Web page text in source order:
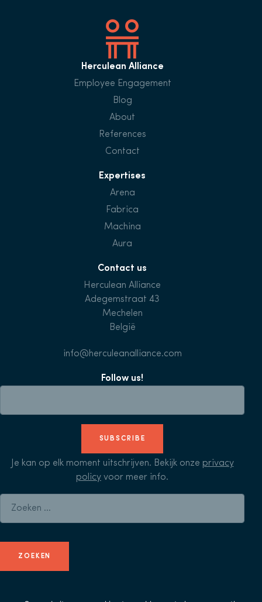
Herculean Alliance
Employee Engagement
Blog
About
References
Contact
Expertises
Arena
Fabrica
Machina
Aura
Contact us
Herculean Alliance
Adegemstraat 43
Mechelen
België
info@herculeanalliance.com
Follow us!
SUBSCRIBE
Je kan op elk moment uitschrijven. Bekijk onze privacy
policy voor meer info.